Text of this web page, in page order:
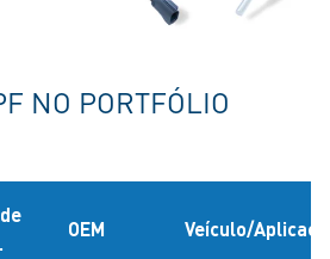
NO PORTFÓLIO
OEM Veículo/